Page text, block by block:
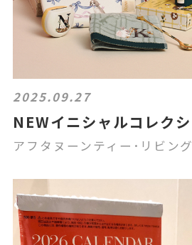
2025.09.27
NEWイニシャルコレクシ
アフタヌーンティー･リビング